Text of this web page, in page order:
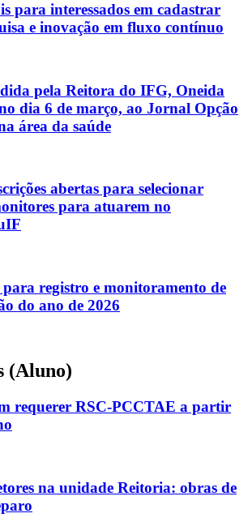
para interessados em cadastrar
e inovação em fluxo contínuo
pela Reitora do IFG, Oneida
dia 6 de março, ao Jornal Opção
área da saúde
abertas para selecionar
para atuarem no
registro e monitoramento de
do ano de 2026
(Aluno)
requerer RSC-PCCTAE a partir
na unidade Reitoria: obras de